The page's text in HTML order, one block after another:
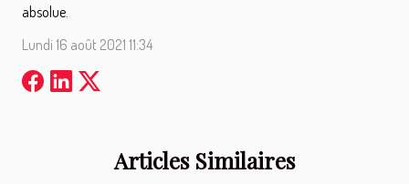
absolue.
Lundi 16 août 2021 11:34
Articles Similaires